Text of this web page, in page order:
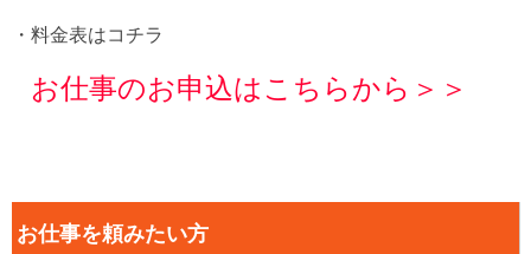
・料金表はコチラ
お仕事のお申込はこちらから＞＞
お仕事を頼みたい方